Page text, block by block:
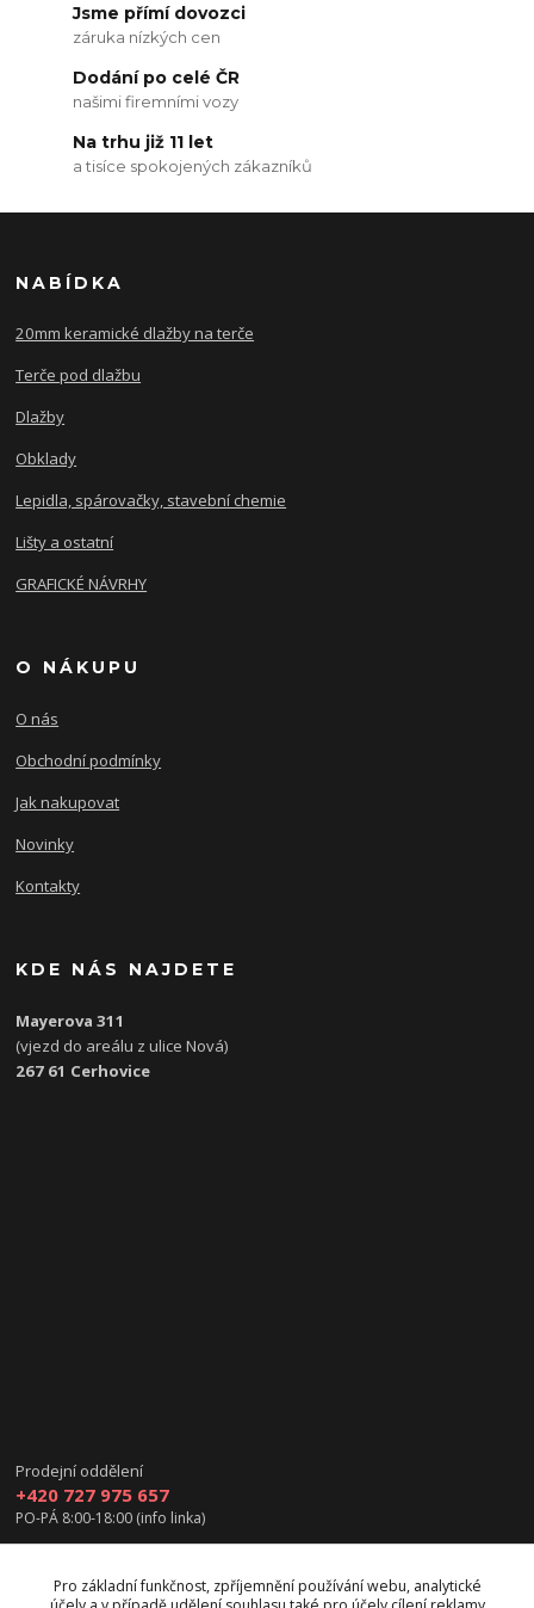
Jsme přímí dovozci
záruka nízkých cen
Dodání po celé ČR
našimi firemními vozy
Na trhu již 11 let
a tisíce spokojených zákazníků
NABÍDKA
20mm keramické dlažby na terče
Terče pod dlažbu
Dlažby
Obklady
Lepidla, spárovačky, stavební chemie
Lišty a ostatní
GRAFICKÉ NÁVRHY
O NÁKUPU
O nás
Obchodní podmínky
Jak nakupovat
Novinky
Kontakty
KDE NÁS NAJDETE
Mayerova 311
(vjezd do areálu z ulice Nová)
267 61 Cerhovice
Prodejní oddělení
+420 727 975 657
PO-PÁ 8:00-18:00 (info linka)
Pro základní funkčnost, zpříjemnění používání webu, analytické